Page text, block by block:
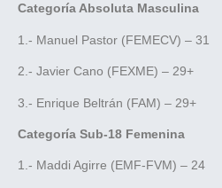
Categoría Absoluta Masculina
1.- Manuel Pastor (FEMECV) – 31
2.- Javier Cano (FEXME) – 29+
3.- Enrique Beltrán (FAM) – 29+
Categoría Sub-18 Femenina
1.- Maddi Agirre (EMF-FVM) – 24